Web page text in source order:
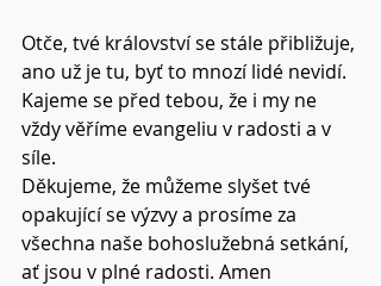
Otče, tvé království se stále přibližuje,
ano už je tu, byť to mnozí lidé nevidí.
Kajeme se před tebou, že i my ne
vždy věříme evangeliu v radosti a v
síle.
Děkujeme, že můžeme slyšet tvé
opakující se výzvy a prosíme za
všechna naše bohoslužebná setkání,
ať jsou v plné radosti. Amen